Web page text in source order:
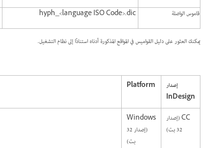
قاموس الواصلة
يمكنك العثور على دليل القواميس في المواقع المذكورة أدناه استنادًا إلى نظام التشغيل.
إصدار
InDesign
Platform
CC (إصدار
32 بت)
Windows
(إصدار 32
بت)